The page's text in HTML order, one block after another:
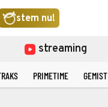
stem nu!
streaming
PRIMETIME GEMIST